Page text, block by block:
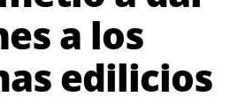
a los
edilicios